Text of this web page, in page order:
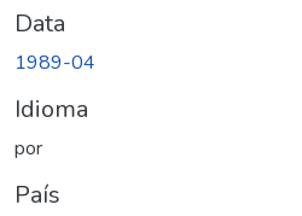
Data
1989-04
Idioma
por
País